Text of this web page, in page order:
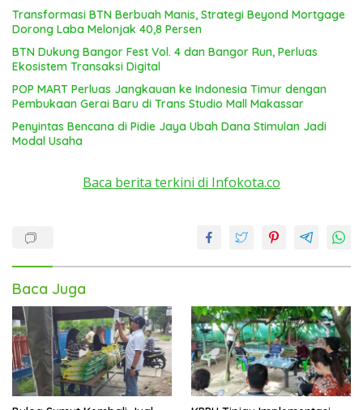
Transformasi BTN Berbuah Manis, Strategi Beyond Mortgage
Dorong Laba Melonjak 40,8 Persen
BTN Dukung Bangor Fest Vol. 4 dan Bangor Run, Perluas
Ekosistem Transaksi Digital
POP MART Perluas Jangkauan ke Indonesia Timur dengan
Pembukaan Gerai Baru di Trans Studio Mall Makassar
Penyintas Bencana di Pidie Jaya Ubah Dana Stimulan Jadi
Modal Usaha
Baca berita terkini di Infokota.co
Baca Juga